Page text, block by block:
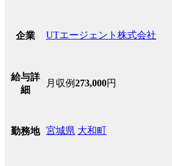
企業 UTエージェント株式会社
給与詳
細
月収例273,000円
勤務地 宮城県 大和町